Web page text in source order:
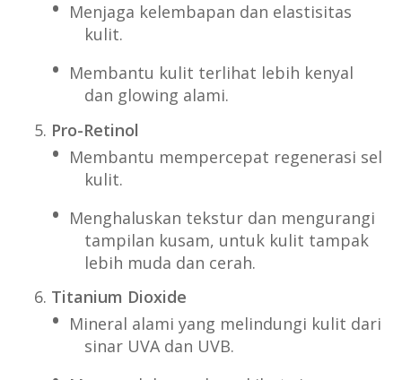
Menjaga kelembapan dan elastisitas
kulit.
Membantu kulit terlihat lebih kenyal
dan glowing alami.
Pro-Retinol
Membantu mempercepat regenerasi sel
kulit.
Menghaluskan tekstur dan mengurangi
tampilan kusam, untuk kulit tampak
lebih muda dan cerah.
Titanium Dioxide
Mineral alami yang melindungi kulit dari
sinar UVA dan UVB.